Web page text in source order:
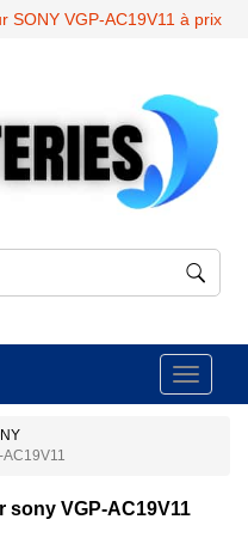
SONY VGP-AC19V11 à prix
Toggle
VGP-AC19V11